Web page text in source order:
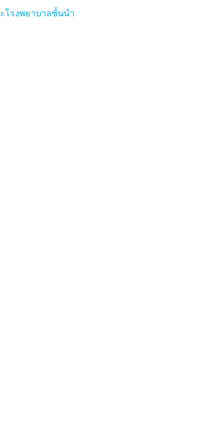
โรงพยาบาลชั้นนำ